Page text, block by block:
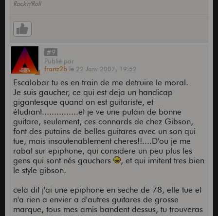
Rover.
Mais ça n'en fait pas de mauvaises guitares, loin
de là...mais le logo "by Gibson" est facturé un peu
cher par rapport à ce qu'on peut trouver
d'équivalent sur le marché.
Rock'n'Roll
#9
Publié par
franz2b le 22 Janv 2007, 19:52
Escalobar tu es en train de me detruire le moral.
Je suis gaucher, ce qui est deja un handicap
gigantesque quand on est guitariste, et
étudiant...............et je ve une putain de bonne
guitare, seulement, ces connards de chez Gibson,
font des putains de belles guitares avec un son qui
tue, mais insoutenablement cheres!!....D'ou je me
rabat sur epiphone, qui considere un peu plus les
gens qui sont nés gauchers
, et qui imitent tres bien
le style gibson.
cela dit j'ai une epiphone en seche de 78, elle tue et
n'a rien a envier a d'autres guitares de grosse
marque, tous mes amis bandent dessus, tu trouveras